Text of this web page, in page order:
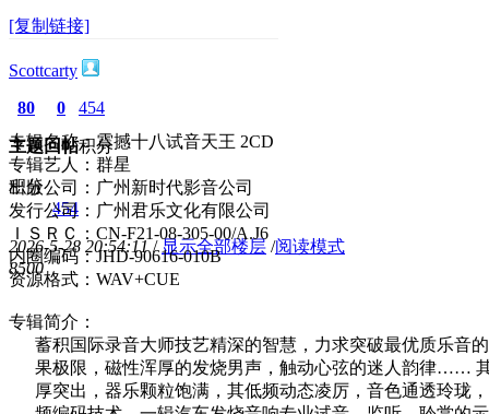
[复制链接]
Scottcarty
80
主题
0
回帖
454
积分
积分
454
2026-5-28 20:54:11 / 显示全部楼层 /阅读模式
8500
专辑名称：震撼十八试音天王 2CD
专辑艺人：群星
出版公司：广州新时代影音公司
发行公司：广州君乐文化有限公司
ＩＳＲＣ：CN-F21-08-305-00/A.J6
内圈编码：JHD-90616-010B
资源格式：WAV+CUE
专辑简介：
蓄积国际录音大师技艺精深的智慧，力求突破最优质乐音
果极限，磁性浑厚的发烧男声，触动心弦的迷人韵律……
厚突出，器乐颗粒饱满，其低频动态凌厉，音色通透玲珑